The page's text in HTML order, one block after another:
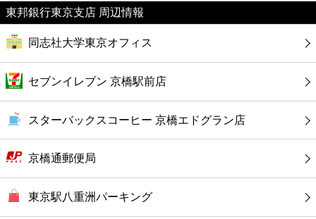
銀行
公共
病院
ホテル
東邦銀行東京支店 周辺情報
同志社大学東京オフィス
セブンイレブン 京橋駅前店
スターバックスコーヒー 京橋エドグラン店
京橋通郵便局
東京駅八重洲パーキング